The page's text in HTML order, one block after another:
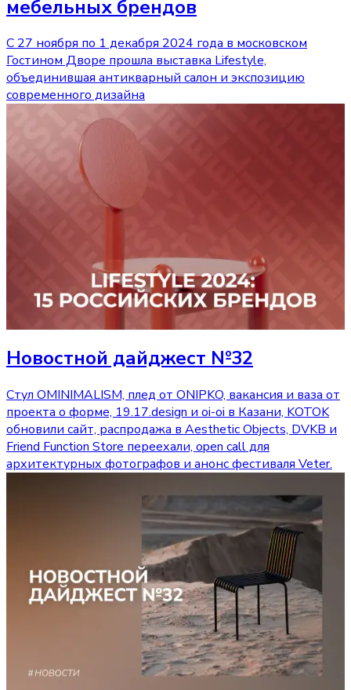
мебельных брендов
С 27 ноября по 1 декабря 2024 года в московском
Гостином Дворе прошла выставка Lifestyle,
объединившая антикварный салон и экспозицию
современного дизайна
Новостной дайджест №32
Стул OMINIMALISM, плед от ONIPKO, вакансия и ваза от
проекта о форме, 19.17.design и oi-oi в Казани, KOTOK
обновили сайт, распродажа в Aesthetic Objects, DVKB и
Friend Function Store переехали, open call для
архитектурных фотографов и анонс фестиваля Veter.